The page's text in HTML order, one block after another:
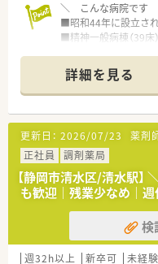
＼ こんな病院です
■昭和44年に設立さ
■精神一般病棟（39床
■リハビリテーショ
よるリハビリテーシ
■患者様の社会復帰
も行っています
■職員のワークライ
務はありません。
＼ プライベートも
■～17時終業！且つ、
■経験が浅い方でも機
す。
■外来や入院の調剤
ミングも分散してい
が出来ます。
詳細を見る
更新日： 2026/07/23 薬剤
正社員
調剤薬局
【静岡市清水区/清水駅
も歓迎｜残業少なめ｜
検
週32h以上 新卒可 未経